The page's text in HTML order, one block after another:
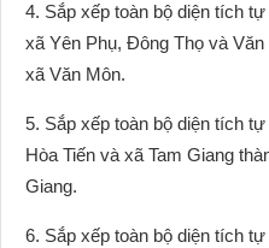
4. Sắp xếp toàn bộ diện tích
xã Yên Phụ, Đông Thọ và
xã Văn Môn.
5. Sắp xếp toàn bộ diện tích
Hòa Tiến và xã Tam Giang
Giang.
6. Sắp xếp toàn bộ diện tích